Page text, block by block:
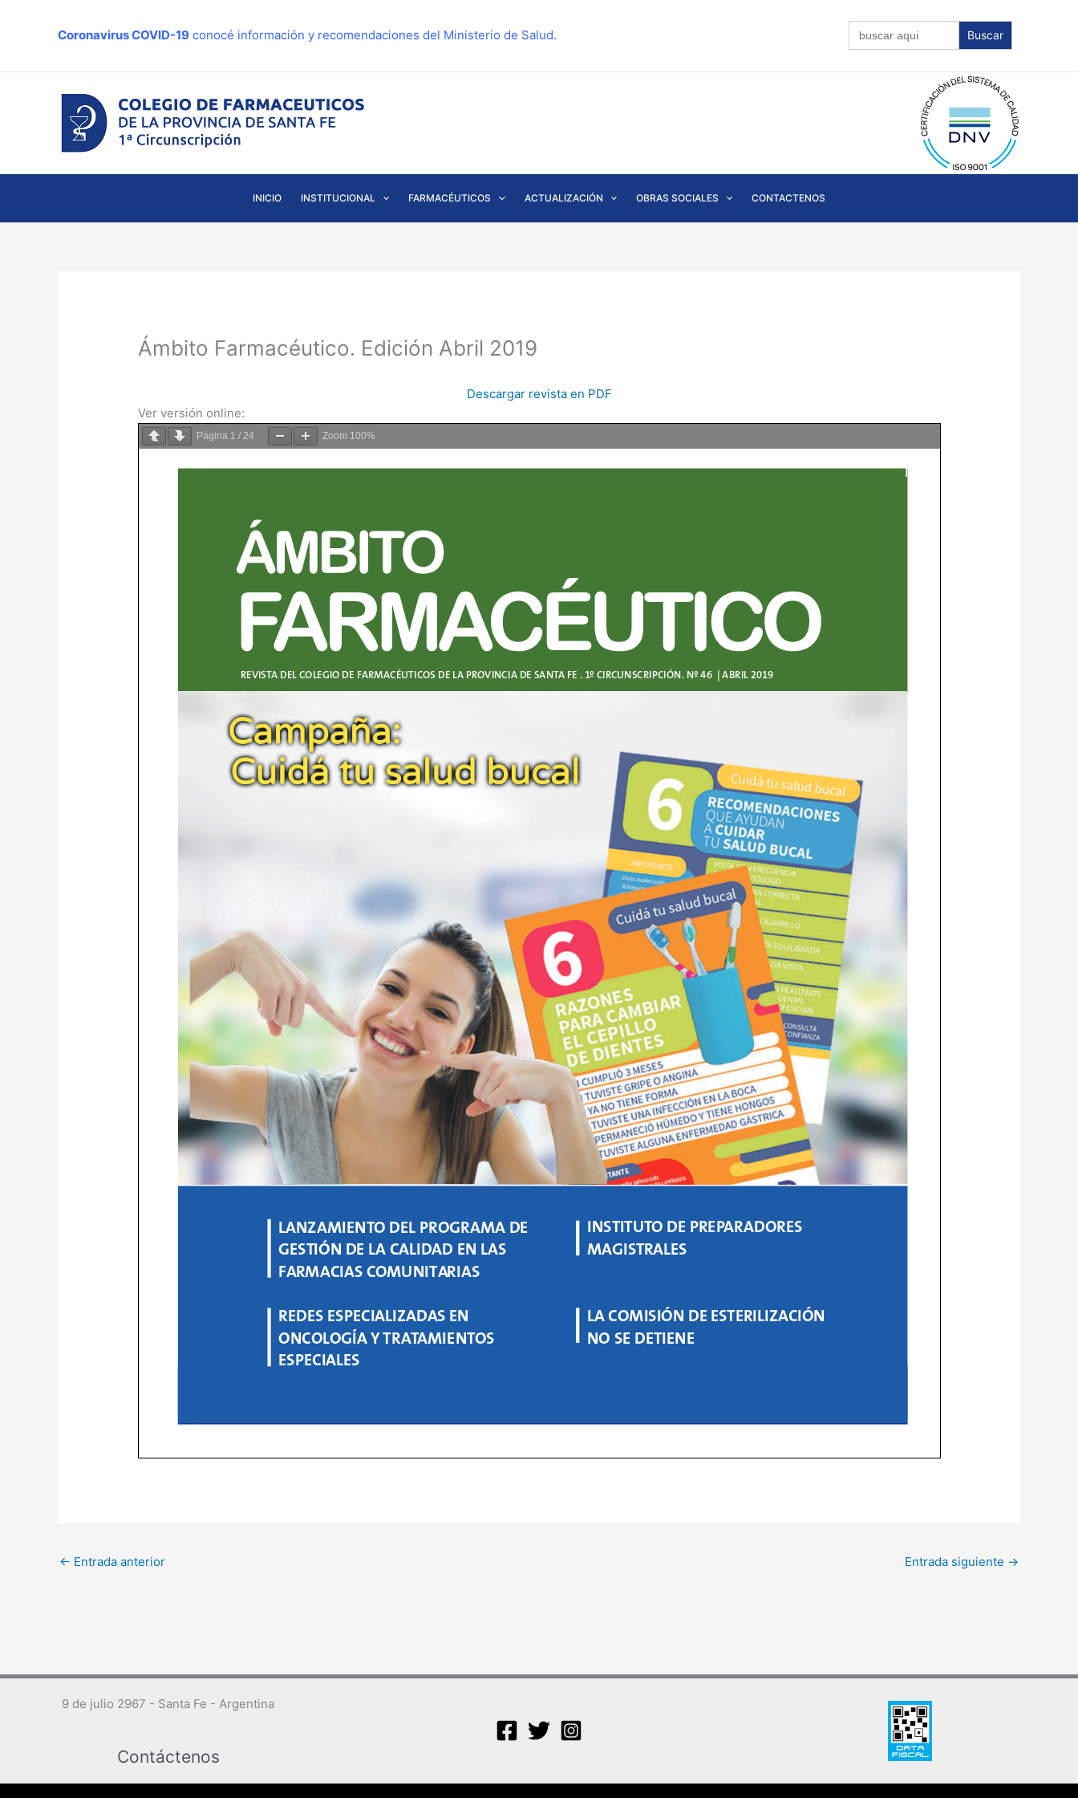
Coronavirus COVID-19 conocé información y recomendaciones del Ministerio de Salud.
Buscar:
INICIO INSTITUCIONAL FARMACÉUTICOS ACTUALIZACIÓN OBRAS SOCIALES CONTACTENOS
Ámbito Farmacéutico. Edición Abril 2019
Descargar revista en PDF
Ver versión online:
Página 1 / 24 Zoom 100%
← Entrada anterior Entrada siguiente →
9 de julio 2967 - Santa Fe - Argentina
Contáctenos